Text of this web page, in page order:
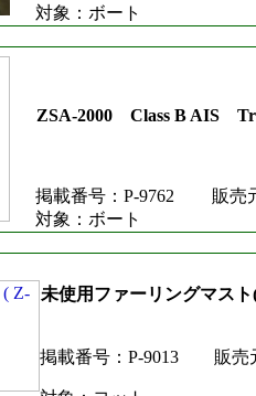
対象：ボート
ZSA-2000 Class B
掲載番号：P-9762
販売
対象：ボート
未使用ファーリングマスト
掲載番号：P-9013 販売